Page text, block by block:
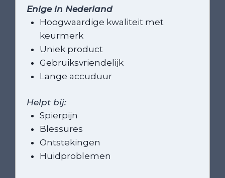
Enige in Nederland
Hoogwaardige kwaliteit met
keurmerk
Uniek product
Gebruiksvriendelijk
Lange accuduur
Helpt bij:
Spierpijn
Blessures
Ontstekingen
Huidproblemen